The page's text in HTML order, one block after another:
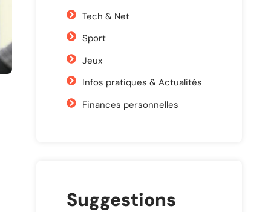
Tech & Net
Sport
Jeux
Infos pratiques & Actualités
Finances personnelles
Suggestions